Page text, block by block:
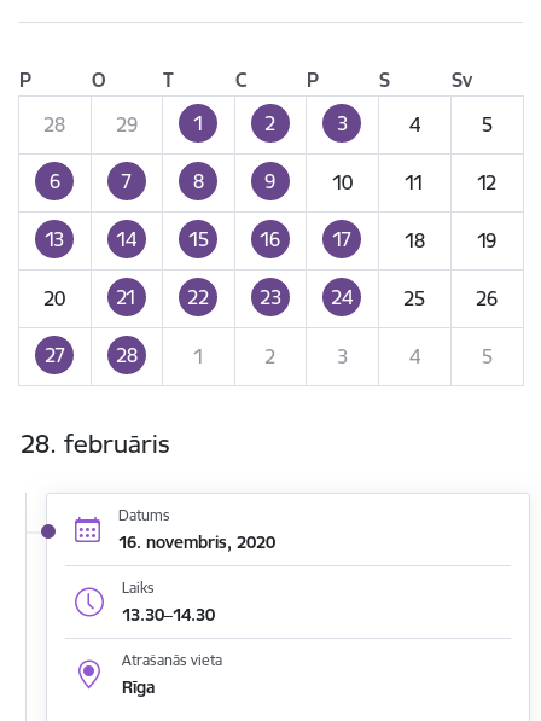
P O T C P S
Sv
28
29 1 2 3 4 5
6 7 8 9 10 11 12
13 14 15 16 17 18 19
20 21 22 23 24 25 26
27 28 1 2 3 4 5
28. februāris
Datums
16. novembris, 2020
Laiks
13.30–14.30
Atrašanās vieta
Rīga